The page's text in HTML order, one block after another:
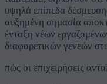
υψηλά επίπεδα
αυξημένη σημασία
ένταξη νέων
διαφορετικών γενεών
πώς οι επιχειρήσεις